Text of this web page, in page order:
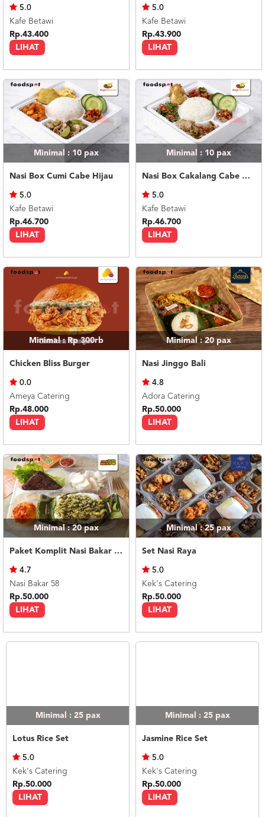
LIHAT
5.0
Kafe Betawi
Rp.43.400
LIHAT
5.0
Kafe Betawi
Rp.43.900
Minimal : 10pax
Nasi Box Cumi Cabe Hijau
LIHAT
5.0
Kafe Betawi
Rp.46.700
Minimal : 10pax
Nasi Box Cakalang Cabe Hijau
LIHAT
5.0
Kafe Betawi
Rp.46.700
Minimal : Rp 300rb
Chicken Bliss Burger
LIHAT
0.0
Ameya Catering
Rp.48.000
Minimal : 20pax
Nasi Jinggo Bali
LIHAT
4.8
Adora Catering
Rp.50.000
Minimal : 20pax
Paket Komplit Nasi Bakar Ayam Cabe Ijo
LIHAT
4.7
Nasi Bakar 58
Rp.50.000
Minimal : 25pax
Set Nasi Raya
LIHAT
5.0
Kek's Catering
Rp.50.000
Minimal : 25 pax
Lotus Rice Set
LIHAT
5.0
Kek's Catering
Rp.50.000
Minimal : 25 pax
Jasmine Rice Set
LIHAT
5.0
Kek's Catering
Rp.50.000